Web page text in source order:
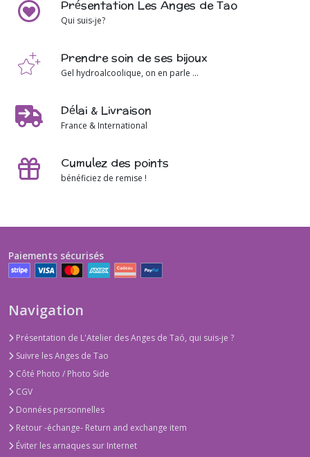
Présentation Les Anges de Tao
Qui suis-je?
Prendre soin de ses bijoux
Gel hydroalcoolique, on en parle ...
Délai & Livraison
France & International
Cumulez des points
bénéficiez de remise !
Paiements sécurisés
Navigation
Présentation de L'Atelier des Anges de Taó, qui suis-je ?
Suivre les Anges de Tao
Côté Photo / Photo Side
CGV
Données personnelles
Retour -échange- Return and exchange item
Éviter les arnaques sur Internet